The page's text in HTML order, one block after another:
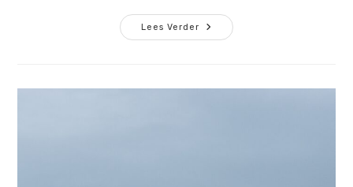
Lees Verder
Waarom
Een